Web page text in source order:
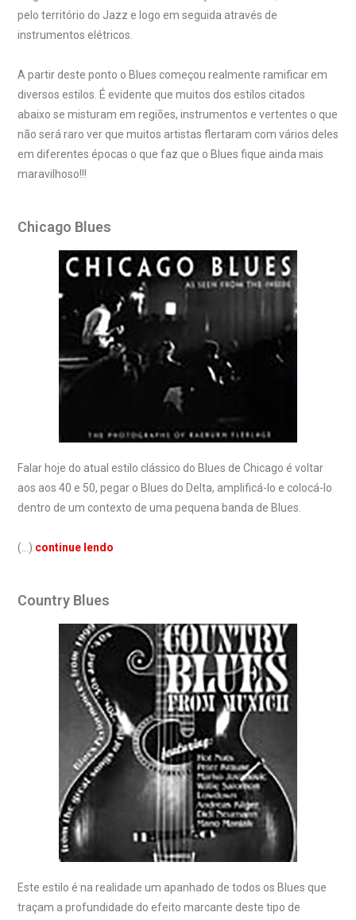
pelo território do Jazz e logo em seguida através de
instrumentos elétricos.
A partir deste ponto o Blues começou realmente ramificar em
diversos estilos. É evidente que muitos dos estilos citados
abaixo se misturam em regiões, instrumentos e vertentes o que
não será raro ver que muitos artistas flertaram com vários deles
em diferentes épocas o que faz que o Blues fique ainda mais
maravilhoso!!!
Chicago Blues
Falar hoje do atual estilo clássico do Blues de Chicago é voltar
aos aos 40 e 50, pegar o Blues do Delta, amplificá-lo e colocá-lo
dentro de um contexto de uma pequena banda de Blues.
(…) continue lendo
Country Blues
Este estilo é na realidade um apanhado de todos os Blues que
traçam a profundidade do efeito marcante deste tipo de